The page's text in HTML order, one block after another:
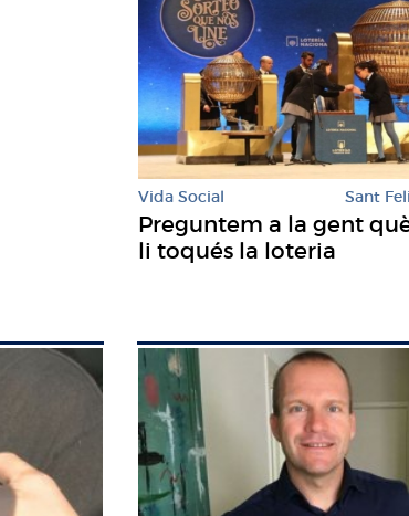
Vida Social Sant
Preguntem a la gent
li toqués la loteria